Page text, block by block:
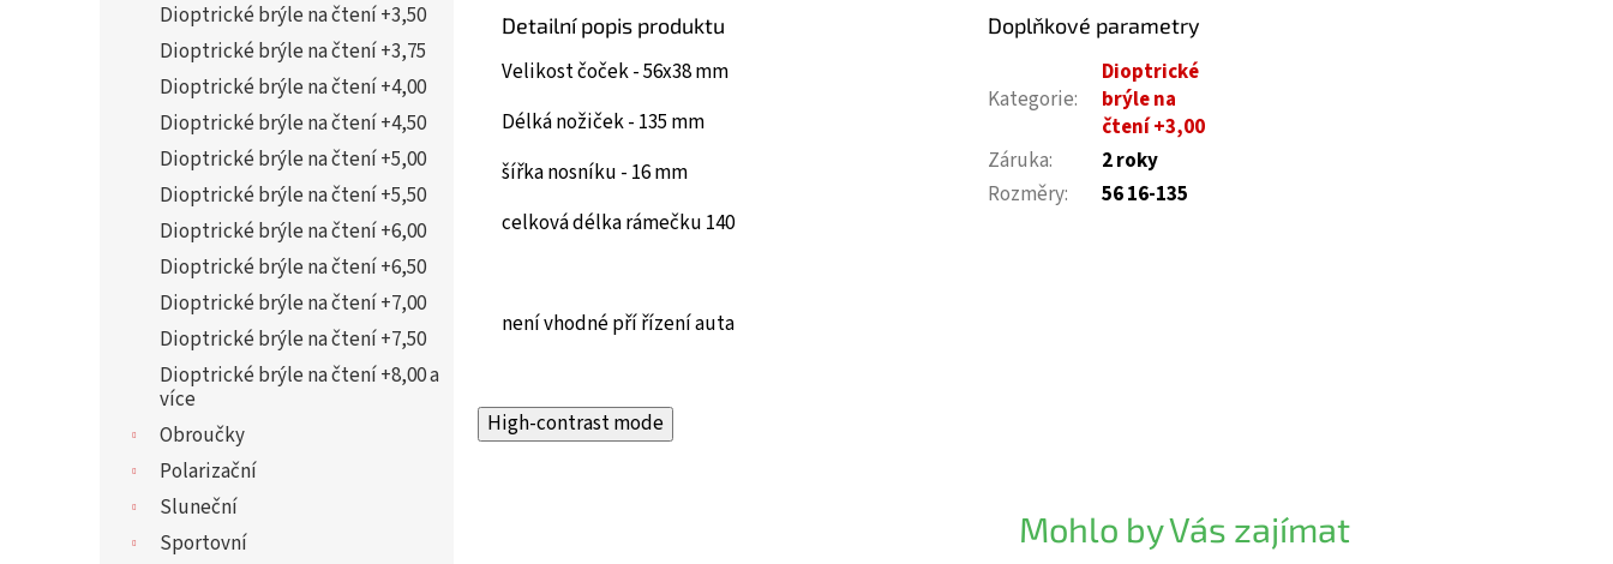
Dioptrické brýle na čtení +3,50
Dioptrické brýle na čtení +3,75
Dioptrické brýle na čtení +4,00
Dioptrické brýle na čtení +4,50
Dioptrické brýle na čtení +5,00
Dioptrické brýle na čtení +5,50
Dioptrické brýle na čtení +6,00
Dioptrické brýle na čtení +6,50
Dioptrické brýle na čtení +7,00
Dioptrické brýle na čtení +7,50
Dioptrické brýle na čtení +8,00 a
více
Obroučky
Polarizační
Sluneční
Sportovní
Detailní popis produktu
Velikost čoček - 56x38 mm
Délká nožiček - 135 mm
šířka nosníku - 16 mm
celková délka rámečku 140
není vhodné pří řízení auta
Doplňkové parametry
Kategorie:
Dioptrické
brýle na
čtení +3,00
Záruka:
2 roky
Rozměry: 56 16-135
High-contrast mode
Mohlo by Vás zajímat